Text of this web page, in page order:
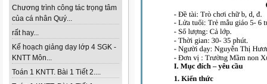
Chương trình công tác trọng tâm
của cá nhân Quý...
rất hay...
Kế hoạch giảng dạy lớp 4 SGK -
KNTT Môn...
Toán 1 KNTT. Bài 1 Tiết 2....